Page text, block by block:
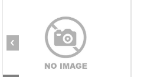
‹